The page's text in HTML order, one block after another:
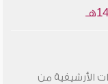
الأرشيفية من